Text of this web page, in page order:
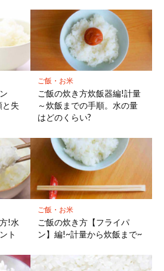
と失
ご飯・お米
ご飯の炊き方炊飯器編!計量
～炊飯までの手順。水の量
はどのくらい?
!水
ト
ご飯・お米
ご飯の炊き方【フライパ
ン】編!~計量から炊飯まで~